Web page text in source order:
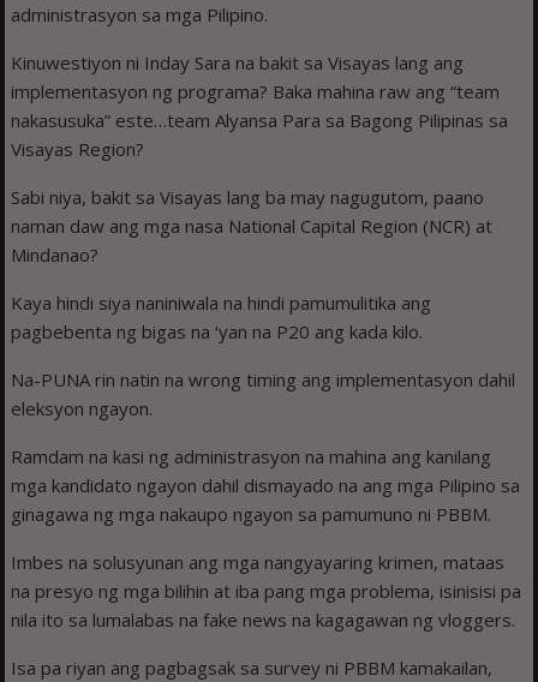
administrasyon sa mga Pilipino.
Kinuwestiyon ni Inday Sara na bakit sa Visayas lang ang
implementasyon ng programa? Baka mahina raw ang “team
nakasusuka” este…team Alyansa Para sa Bagong Pilipinas sa
Visayas Region?
Sabi niya, bakit sa Visayas lang ba may nagugutom, paano
naman daw ang mga nasa National Capital Region (NCR) at
Mindanao?
Kaya hindi siya naniniwala na hindi pamumulitika ang
pagbebenta ng bigas na ‘yan na P20 ang kada kilo.
Na-PUNA rin natin na wrong timing ang implementasyon dahil
eleksyon ngayon.
Ramdam na kasi ng administrasyon na mahina ang kanilang
mga kandidato ngayon dahil dismayado na ang mga Pilipino sa
ginagawa ng mga nakaupo ngayon sa pamumuno ni PBBM.
Imbes na solusyunan ang mga nangyayaring krimen, mataas
na presyo ng mga bilihin at iba pang mga problema, isinisisi pa
nila ito sa lumalabas na fake news na kagagawan ng vloggers.
Isa pa riyan ang pagbagsak sa survey ni PBBM kamakailan,